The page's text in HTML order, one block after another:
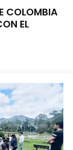
COLOMBIA
EL